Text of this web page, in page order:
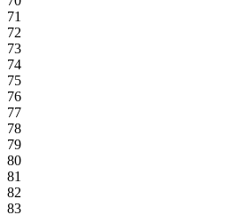
71
72
73
74
75
76
77
78
79
80
81
82
83